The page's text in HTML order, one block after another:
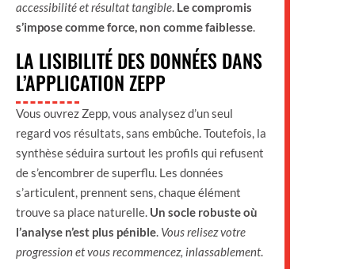
accessibilité et résultat tangible. Le compromis
s’impose comme force, non comme faiblesse.
LA LISIBILITÉ DES DONNÉES DANS
L’APPLICATION ZEPP
Vous ouvrez Zepp, vous analysez d’un seul
regard vos résultats, sans embûche. Toutefois, la
synthèse séduira surtout les profils qui refusent
de s’encombrer de superflu. Les données
s’articulent, prennent sens, chaque élément
trouve sa place naturelle. Un socle robuste où
l’analyse n’est plus pénible. Vous relisez votre
progression et vous recommencez, inlassablement.